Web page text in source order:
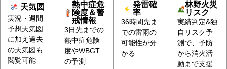
天気図
実況・週間
予想天気図
に加え過去
の天気図も
閲覧可能
熱中症危
険度＆警
戒情報
3日先までの
熱中症危険
度やWBGT
の予測
発雷確
率
36時間先ま
での雷雨の
可能性が分
かる
林野火災
リスク
実績判定&独
自リスク予
測で、予防
から消火活
動まで支援